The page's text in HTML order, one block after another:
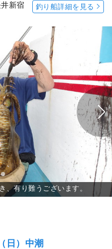
新宿
釣り船詳細を見る
日）中潮